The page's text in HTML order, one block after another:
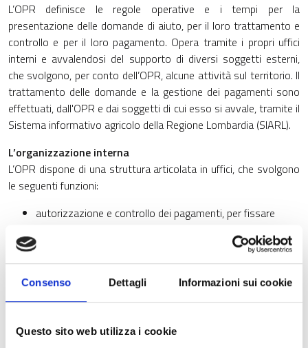
Consenso Dettagli Informazioni sui cookie
Questo sito web utilizza i cookie
L’OPR definisce le regole operative e i tempi per la
presentazione delle domande di aiuto, per il loro trattamento e
controllo e per il loro pagamento. Opera tramite i propri uffici
interni e avvalendosi del supporto di diversi soggetti esterni,
che svolgono, per conto dell’OPR, alcune attività sul territorio. Il
trattamento delle domande e la gestione dei pagamenti sono
effettuati, dall'OPR e dai soggetti di cui esso si avvale, tramite il
Sistema informativo agricolo della Regione Lombardia (SIARL).
L’organizzazione interna
L’OPR dispone di una struttura articolata in uffici, che svolgono
le seguenti funzioni:
autorizzazione e controllo dei pagamenti, per fissare
normativa comunitaria;
esecuzione dei pagamenti, per erogare al richiedente
l’importo autorizzato, tramite la Tesoreria regionale;
sintesi periodiche di spesa destinate alla CE.